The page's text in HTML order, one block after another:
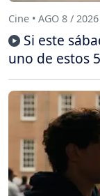
Cine • AGO 8 / 2026
Si este
uno de estos